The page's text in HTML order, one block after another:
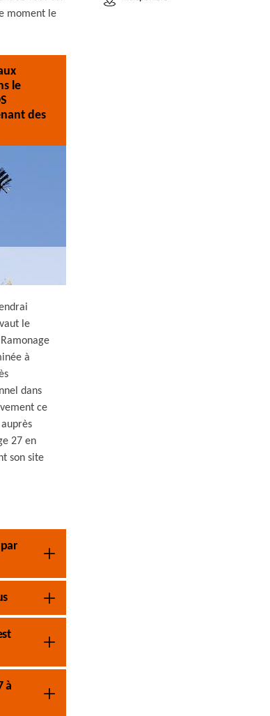
moment le
le
des
le
à
dans
ce
27 en
son site
à